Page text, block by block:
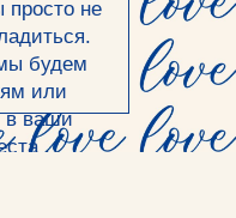
не
будем
или
в ваши
.